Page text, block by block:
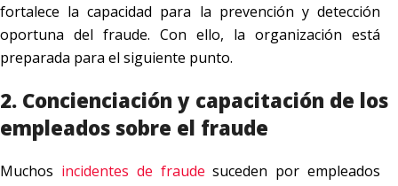
fortalece la capacidad para la prevención y detección
oportuna del fraude. Con ello, la organización está
preparada para el siguiente punto.
2. Concienciación y capacitación de los
empleados sobre el fraude
Muchos incidentes de fraude suceden por empleados